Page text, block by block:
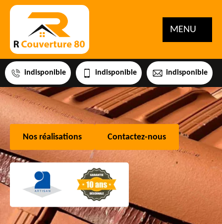
MENU
indisponible indisponible indisponible
Nos réalisations Contactez-nous